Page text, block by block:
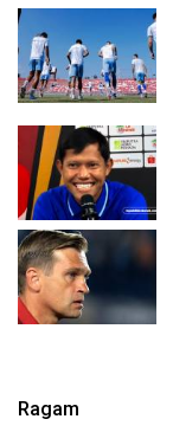
Ragam